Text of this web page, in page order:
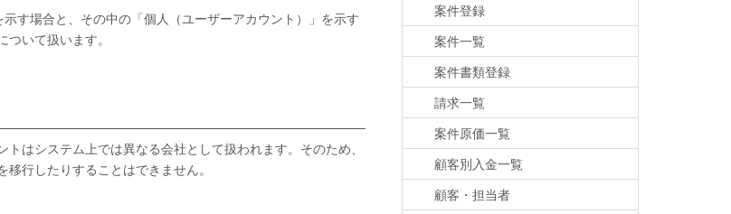
す場合と、その中の「個人（ユーザーアカウント）」を示す
いて扱います。
はシステム上では異なる会社として扱われます。そのため、
行したりすることはできません。
案件登録
案件一覧
案件書類登録
請求一覧
案件原価一覧
顧客別入金一覧
顧客・担当者